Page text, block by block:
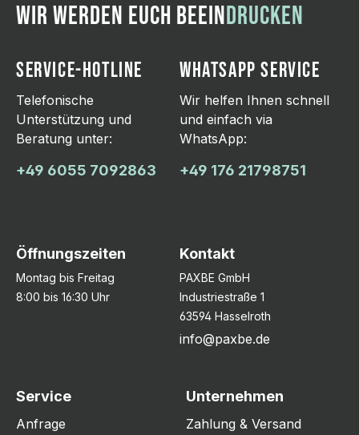
WIR WERDEN EUCH BEEINDRUCKEN
SERVICE-HOTLINE
Telefonische
Unterstützung und
Beratung unter:
+49 6055 7092863
WHATSAPP SERVICE
Wir helfen Ihnen schnell
und einfach via
WhatsApp:
+49 176 21798751
Öffnungszeiten
Montag bis Freitag
8:00 bis 16:30 Uhr
Kontakt
PAXBE GmbH
Industriestraße 1
63594 Hasselroth
info@paxbe.de
Service
Anfrage
Unternehmen
Zahlung & Versand